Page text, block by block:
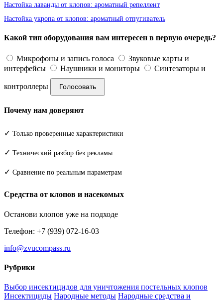
Настойка лаванды от клопов: ароматный репеллент
Настойка укропа от клопов: ароматный отпугиватель
Какой тип оборудования вам интересен в первую очередь?
Микрофоны и запись голоса
Звуковые карты и
интерфейсы
Наушники и мониторы Синтезаторы и
контроллеры Голосовать
Почему нам доверяют
✓ Только проверенные характеристики
✓ Технический разбор без рекламы
✓ Сравнение по реальным параметрам
Средства от клопов и насекомых
Останови клопов уже на подходе
Телефон: +7 (939) 072-16-03
info@zvucompass.ru
Рубрики
Выбор инсектицидов для уничтожения постельных клопов
Инсектициды Народные методы Народные средства и